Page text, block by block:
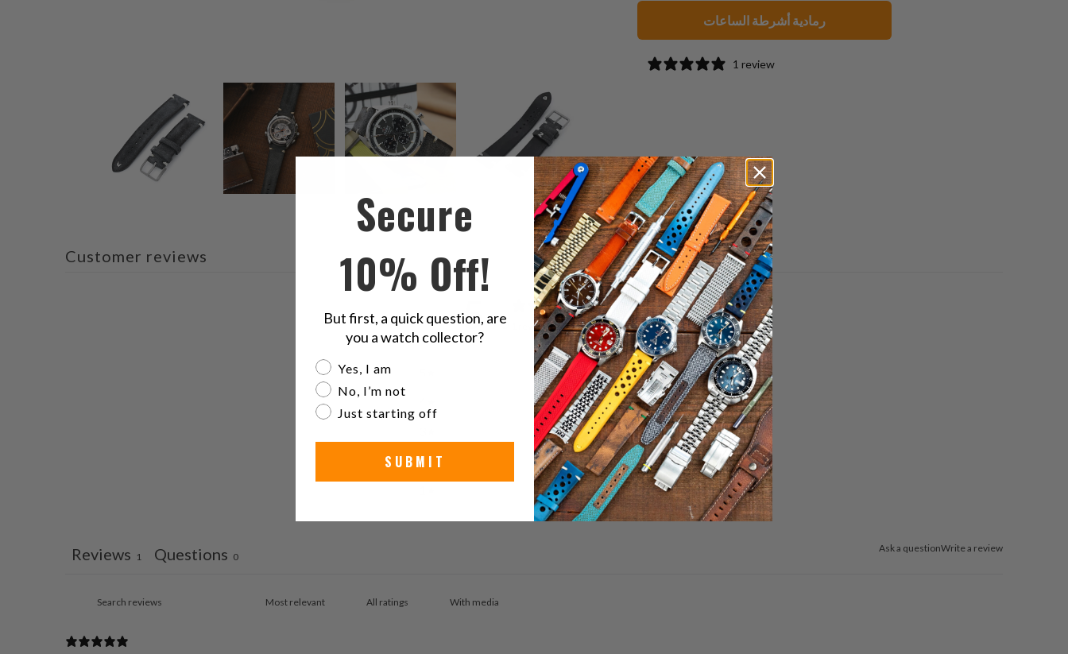
رمادية أشرطة الساعات
1 review
Customer reviews
5 / 5 1 review
100%
0%
0%
2
0%
0%
Ask a questionWrite a review
Reviews 1 Questions 0
With media
Secure
10% Off!
But first, a quick question, are
you a watch collector?
Are you a watch collector?
Yes, I am
No, I’m not
Just starting off
SUBMIT